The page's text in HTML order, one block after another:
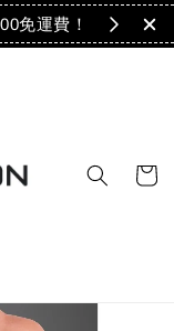
免運費！